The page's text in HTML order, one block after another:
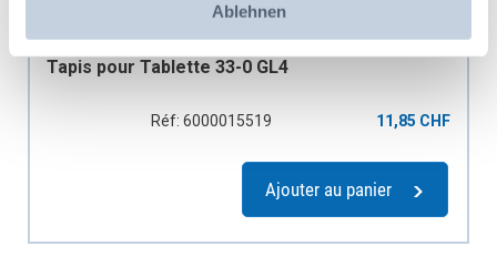
Ablehnen
Tapis pour Tablette 33-0 GL4
Réf: 6000015519 11,85 CHF
Ajouter au panier